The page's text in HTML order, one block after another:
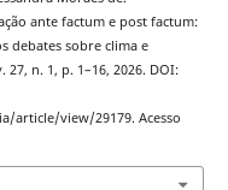
ante factum e post factum:
debates sobre clima e
27, n. 1, p. 1–16, 2026. DOI:
article/view/29179. Acesso